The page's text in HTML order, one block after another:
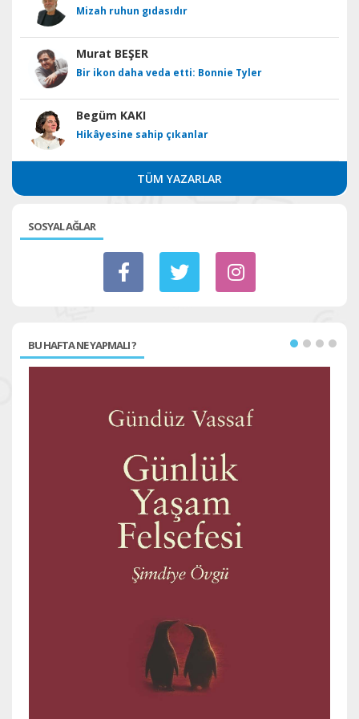
Mizah ruhun gıdasıdır
Murat BEŞER
Bir ikon daha veda etti: Bonnie Tyler
Begüm KAKI
Hikâyesine sahip çıkanlar
TÜM YAZARLAR
SOSYAL AĞLAR
BU HAFTA NE YAPMALI ?